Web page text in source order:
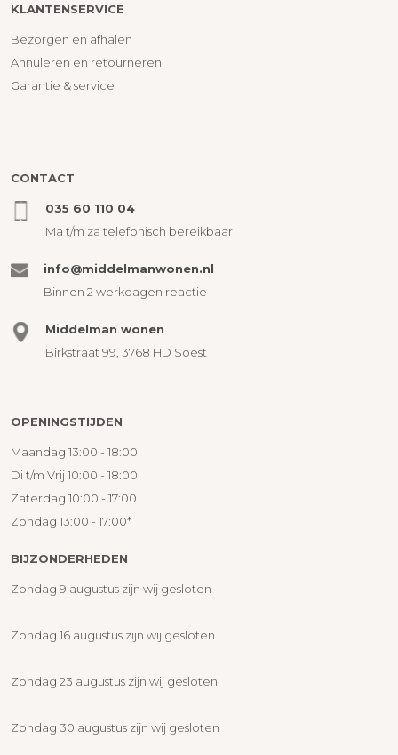
KLANTENSERVICE
Bezorgen en afhalen
Annuleren en retourneren
Garantie & service
CONTACT
035 60 110 04
Ma t/m za telefonisch bereikbaar
info@middelmanwonen.nl
Binnen 2 werkdagen reactie
Middelman wonen
Birkstraat 99, 3768 HD Soest
OPENINGSTIJDEN
Maandag 13:00 - 18:00
Di t/m Vrij 10:00 - 18:00
Zaterdag 10:00 - 17:00
Zondag 13:00 - 17:00*
BIJZONDERHEDEN
Zondag 9 augustus zijn wij gesloten
Zondag 16 augustus zijn wij gesloten
Zondag 23 augustus zijn wij gesloten
Zondag 30 augustus zijn wij gesloten